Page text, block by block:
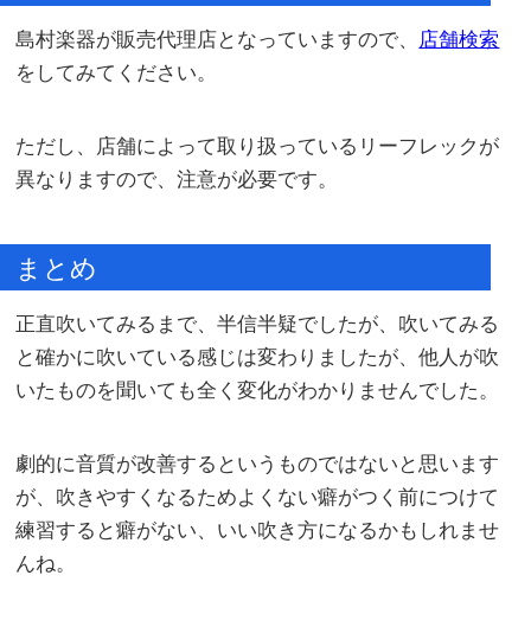
島村楽器が販売代理店となっていますので、 店舗検索
をしてみてください。
ただし、店舗によって取り扱っているリーフレックが
異なりますので、注意が必要です。
まとめ
正直吹いてみるまで、半信半疑でしたが、吹いてみる
と確かに吹いている感じは変わりましたが、他人が吹
いたものを聞いても全く変化がわかりませんでした。
劇的に音質が改善するというものではないと思います
が、吹きやすくなるためよくない癖がつく前につけて
練習すると癖がない、いい吹き方になるかもしれませ
んね。